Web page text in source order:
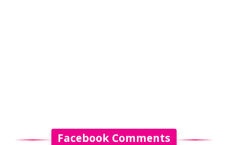
Facebook Comments